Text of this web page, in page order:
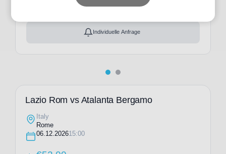
Ticket(s) + Hotel
Individuelle Anfrage
Lazio Rom vs Atalanta Bergamo
Italy
Rome
06.12.202615:00